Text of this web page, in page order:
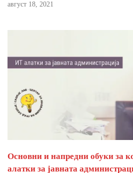
август 18, 2021
Основни и напредни обуки за
алатки за јавната